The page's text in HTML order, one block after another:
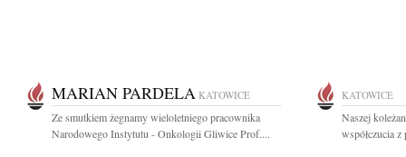
MARIAN PARDELA KATOWICE
Ze smutkiem żegnamy wieloletniego pracownika
Narodowego Instytutu - Onkologii Gliwice Prof....
KATOWICE
Naszej
współczucia